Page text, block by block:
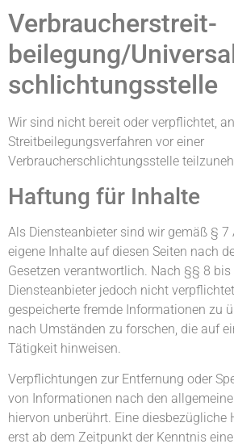
Verbraucher­streit­
beilegung/
schlichtungs­stelle
Wir sind nicht bereit oder verpflichtet, an
Streitbeilegungsverfahren vor einer
Verbraucherschlichtungsstelle
Haftung für Inhalte
Als Diensteanbieter sind wir gemäß § 7
eigene Inhalte auf diesen Seiten nach
Gesetzen verantwortlich. Nach §§ 8
Diensteanbieter jedoch nicht
gespeicherte fremde Informationen zu
nach Umständen zu forschen, die auf
Tätigkeit hinweisen.
Verpflichtungen zur Entfernung oder
von Informationen nach den
hiervon unberührt. Eine diesbezügliche
erst ab dem Zeitpunkt der Kenntnis